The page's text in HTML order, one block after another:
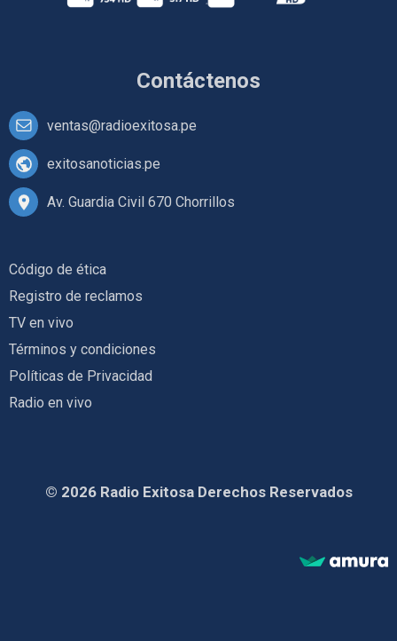
Contáctenos
ventas@radioexitosa.pe
exitosanoticias.pe
Av. Guardia Civil 670 Chorrillos
Código de ética
Registro de reclamos
TV en vivo
Términos y condiciones
Políticas de Privacidad
Radio en vivo
© 2026 Radio Exitosa Derechos Reservados